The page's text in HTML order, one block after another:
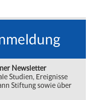
Newsletter
Studien, Ereignisse
Stiftung sowie über